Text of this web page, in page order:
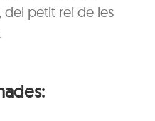
del petit rei de les